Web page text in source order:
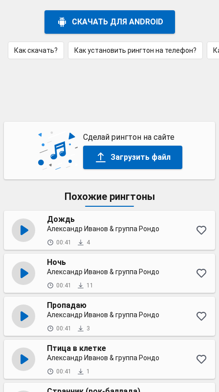
СКАЧАТЬ ДЛЯ ANDROID
Как скачать? Как установить рингтон на телефон?
Сделай рингтон на сайте
Загрузить файл
Похожие рингтоны
Дождь
Александр Иванов & группа Рондо
00:41 4
Ночь
Александр Иванов & группа Рондо
00:41 11
Пропадаю
Александр Иванов & группа Рондо
00:41 3
Птица в клетке
Александр Иванов & группа Рондо
00:41 1